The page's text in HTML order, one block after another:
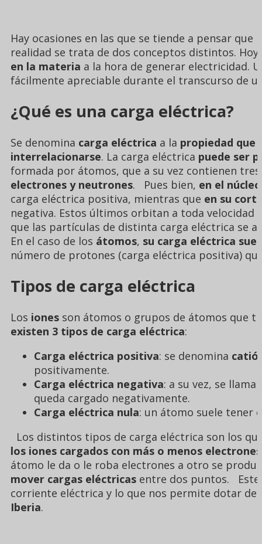
Hay ocasiones en las que se tiende a pensar que
realidad se trata de dos conceptos distintos.
en la materia a la hora de generar electricidad.
fácilmente apreciable durante el transcurso de
¿Qué es una carga eléctrica?
Se denomina carga eléctrica a la propiedad que
interrelacionarse. La carga eléctrica puede ser
formada por átomos, que a su vez contienen
electrones y neutrones. Pues bien, en el
carga eléctrica positiva, mientras que en su
negativa. Estos últimos orbitan a toda velocidad
que las partículas de distinta carga eléctrica se
En el caso de los átomos, su carga eléctrica
número de protones (carga eléctrica positiva)
Tipos de carga eléctrica
Los iones son átomos o grupos de átomos que
existen 3 tipos de carga eléctrica:
Carga eléctrica positiva: se denomina
positivamente.
Carga eléctrica negativa: a su vez, se llama
queda cargado negativamente.
Carga eléctrica nula: un átomo suele tener
Los distintos tipos de carga eléctrica son los
los iones cargados con más o menos
átomo le da o le roba electrones a otro se
mover cargas eléctricas entre dos puntos.
corriente eléctrica y lo que nos permite dotar
Iberia.